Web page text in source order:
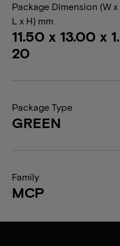
Package Dimension (W x
L x H) mm
11.50 x 13.00 x 1.
20
Package Type
GREEN
Family
MCP